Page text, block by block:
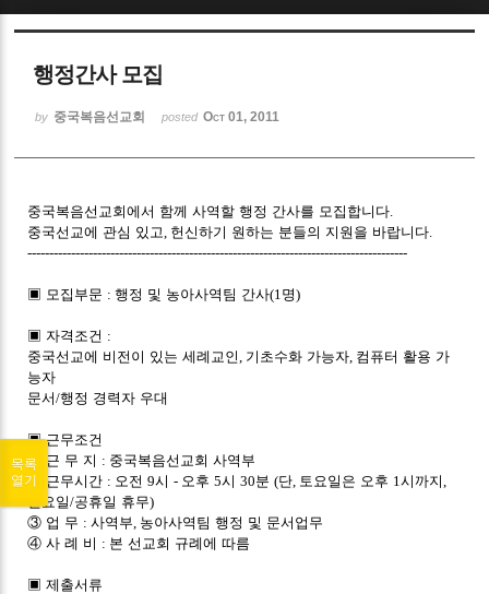
행정간사 모집
by 중국복음선교회 posted Oct 01, 2011
중국복음선교회에서 함께 사역할 행정 간사를 모집합니다
중국선교에 관심 있고 헌신하기 원하는 분들의 지원을 바랍니다
---------------------------------------------------------------------------------------
▣ 모집부문 :행정 및 농아사역팀 간사(1 명)
▣자격조건 :
중국선교에 비전이 있는 세례교인 기초수화 가능자 컴퓨터 활용 가
능자
문서/행정 경력자 우대
▣근무조건
①
근 무 지 : 중국복음선교회 사역부
②
근무시간 : 오전9시- 오후5시30분(단 토요일은 오후 1시까지
월요일/공휴일 휴무)
③ 업 무 :사역부 농아사역팀 행정 및 문서업무
④사 례 비 : 본 선교회 규례에 따름
▣제출서류
목록
열기
Sketchbook5, 스케치북5
Sketchbook5, 스케치북5